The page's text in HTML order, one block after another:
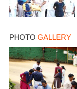
PHOTO GALLERY